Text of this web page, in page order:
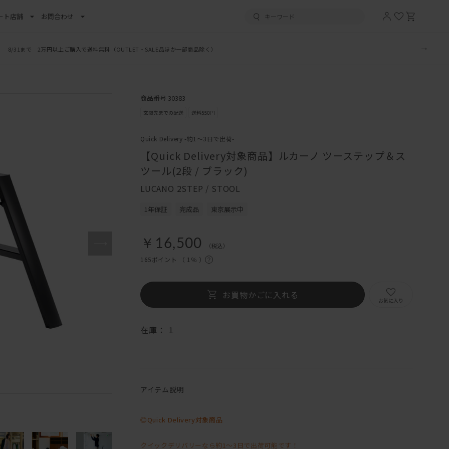
ト店舗 お問合わせ
8/31まで 2万円以上ご購入で送料無料 （OUTLET・SALE品ほか一部商品除く）
商品番号 30383
Quick Delivery -約1～3日で出荷-
【Quick Delivery対象商品】ルカーノ ツーステップ＆ス
ツール(2段 / ブラック)
LUCANO 2STEP / STOOL
1年保証 完成品 東京展示中
￥16,500 （税込）
165ポイント （ 1％ ）
在庫： １
お買物かごに入れる お気に入り
アイテム説明
◎Quick Delivery対象商品
クイックデリバリーなら約1～3日で出荷可能です！